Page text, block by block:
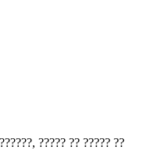
????? ?? ????? ??